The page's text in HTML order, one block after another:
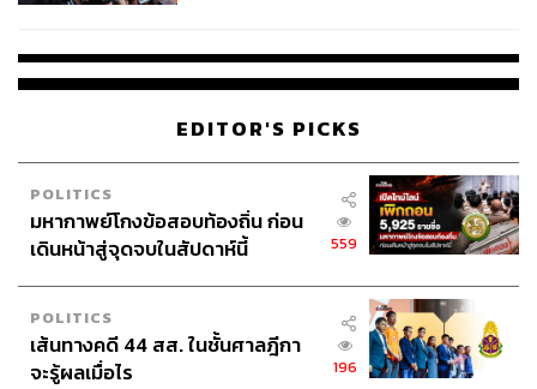
EDITOR'S PICKS
POLITICS
มหากาพย์โกงข้อสอบท้องถิ่น ก่อน
เดินหน้าสู่จุดจบในสัปดาห์นี้
559
POLITICS
เส้นทางคดี 44 สส. ในชั้นศาลฎีกา
จะรู้ผลเมื่อไร
196